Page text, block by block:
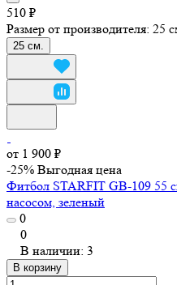
510 ₽
Размер от производителя: 25
25 см.
от 1 900 ₽
-25% Выгодная цена
Фитбол STARFIT GB-109 55
насосом, зеленый
0
0
В наличии: 3
В корзину